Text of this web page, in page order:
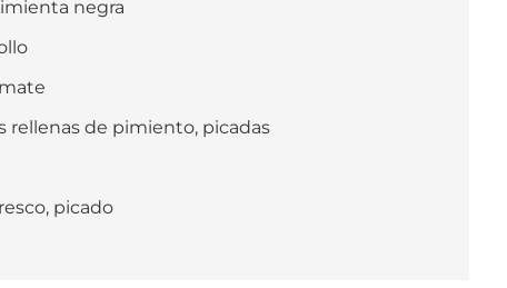
negra
rellenas de pimiento, picadas
picado